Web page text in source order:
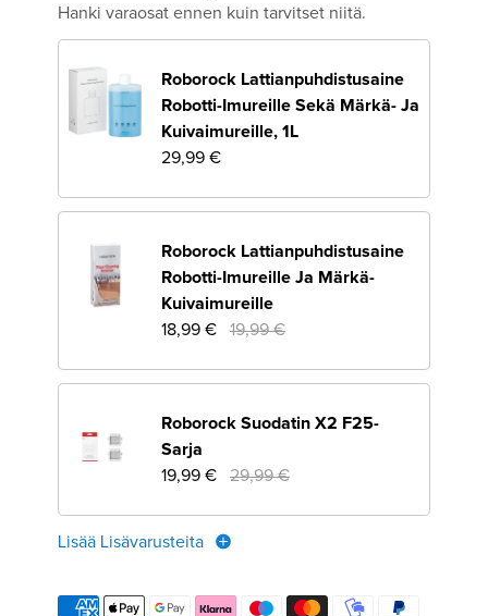
Hanki varaosat ennen kuin tarvitset niitä.
Roborock Lattianpuhdistusaine
Robotti-Imureille Sekä Märkä- Ja
Kuivaimureille, 1L
29,99 €
Roborock Lattianpuhdistusaine
Robotti-Imureille Ja Märkä-
Kuivaimureille
18,99 €
19,99 €
Roborock Suodatin X2 F25-
Sarja
19,99 €
29,99 €
Lisää Lisävarusteita